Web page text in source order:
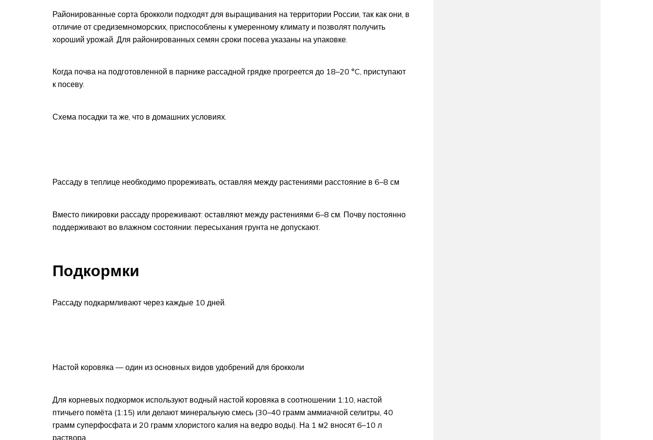
Районированные сорта брокколи подходят для выращивания на территории России, так как они, в
отличие от средиземноморских, приспособлены к умеренному климату и позволят получить
хороший урожай. Для районированных семян сроки посева указаны на упаковке.
Когда почва на подготовленной в парнике рассадной грядке прогреется до 18–20 °C, приступают
к посеву.
Схема посадки та же, что в домашних условиях.
Рассаду в теплице необходимо прореживать, оставляя между растениями расстояние в 6–8 см
Вместо пикировки рассаду прореживают: оставляют между растениями 6–8 см. Почву постоянно
поддерживают во влажном состоянии: пересыхания грунта не допускают.
Подкормки
Рассаду подкармливают через каждые 10 дней.
Настой коровяка — один из основных видов удобрений для брокколи
Для корневых подкормок используют водный настой коровяка в соотношении 1:10, настой
птичьего помёта (1:15) или делают минеральную смесь (30–40 грамм аммиачной селитры, 40
грамм суперфосфата и 20 грамм хлористого калия на ведро воды). На 1 м2 вносят 6–10 л
раствора.